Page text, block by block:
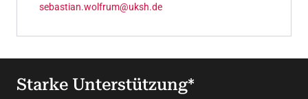
sebastian.wolfrum@uksh.de
Starke Unterstützung*